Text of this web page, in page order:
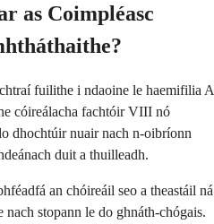
as Coimpléasc
fuilithe i ndaoine le haemifilia A
cóireálacha fachtóir VIII nó
dhochtúir nuair nach n-oibríonn
duit a thuilleadh.
an chóireáil seo a theastáil ná
stopann le do ghnáth-chógais.